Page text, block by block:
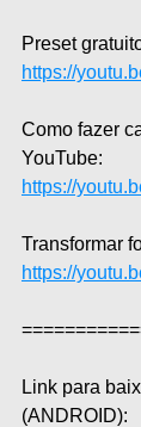
Preset
https://
Como fazer
YouTube:
https://
Transformar
https://
Link para
(ANDROID):